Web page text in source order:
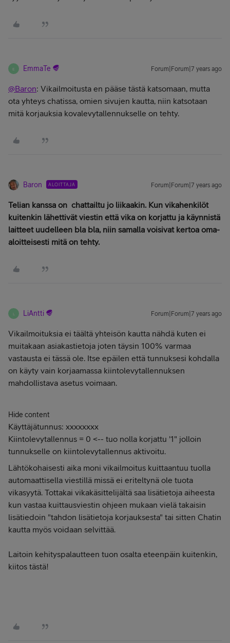
E EmmaTe Forum|Forum|7 years ago
@Baron: Vikailmoitusta en pääse tästä katsomaan, mutta
ota yhteys chatissa, omien sivujen kautta, niin katsotaan
mitä korjauksia kovalevytallennukselle on tehty.
Baron ALOITTAJA Forum|Forum|7 years ago
Telian kanssa on chattailtu jo liikaakin. Kun vikahenkilöt
kuitenkin lähettivät viestin että vika on korjattu ja käynnistä
laitteet uudelleen bla bla, niin samalla voisivat kertoa oma-
aloitteisesti mitä on tehty.
LiAntti Forum|Forum|7 years ago
Vikailmoituksia ei täältä yhteisön kautta nähdä kuten ei
muitakaan asiakastietoja joten täysin 100% varmaa
vastausta ei tässä ole. Itse epäilen että tunnuksesi kohdalla
on käyty vain korjaamassa kiintolevytallennuksen
mahdollistava asetus voimaan.
Hide content
Käyttäjätunnus: xxxxxxxx
Kiintolevytallennus = 0 <-- tuo nolla korjattu '1" jolloin
tunnukselle on kiintolevytallennus aktivoitu.
Lähtökohaisesti aika moni vikailmoitus kuittaantuu tuolla
automaattisella viestillä missä ei eriteltynä ole tuota
vikasyytä. Tottakai vikakäsittelijältä saa lisätietoja aiheesta
kun vastaa kuittausviestin ohjeen mukaan vielä takaisin
lisätiedoin "tahdon lisätietoja korjauksesta" tai sitten Chatin
kautta myös voidaan selvittää.
Laitoin kehityspalautteen tuon osalta eteenpäin kuitenkin,
kiitos tästä!